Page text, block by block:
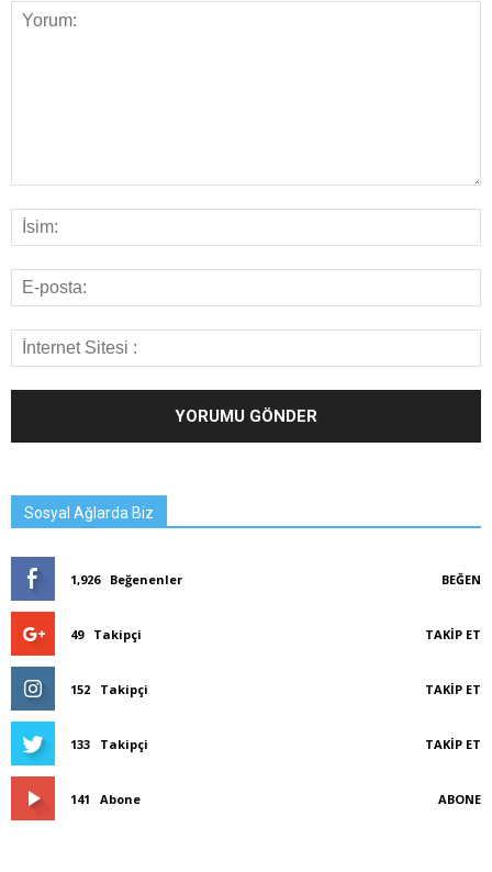
Sosyal Ağlarda Biz
1,926 Beğenenler BEĞEN
49 Takipçi TAKIP ET
152 Takipçi TAKIP ET
133 Takipçi TAKIP ET
141 Abone ABONE